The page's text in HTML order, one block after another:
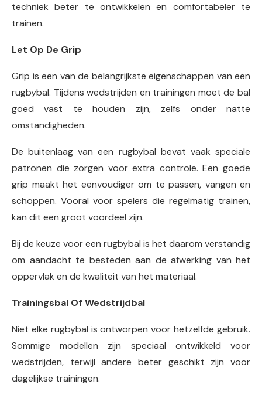
techniek beter te ontwikkelen en comfortabeler te
trainen.
Let Op De Grip
Grip is een van de belangrijkste eigenschappen van een
rugbybal. Tijdens wedstrijden en trainingen moet de bal
goed vast te houden zijn, zelfs onder natte
omstandigheden.
De buitenlaag van een rugbybal bevat vaak speciale
patronen die zorgen voor extra controle. Een goede
grip maakt het eenvoudiger om te passen, vangen en
schoppen. Vooral voor spelers die regelmatig trainen,
kan dit een groot voordeel zijn.
Bij de keuze voor een rugbybal is het daarom verstandig
om aandacht te besteden aan de afwerking van het
oppervlak en de kwaliteit van het materiaal.
Trainingsbal Of Wedstrijdbal
Niet elke rugbybal is ontworpen voor hetzelfde gebruik.
Sommige modellen zijn speciaal ontwikkeld voor
wedstrijden, terwijl andere beter geschikt zijn voor
dagelijkse trainingen.